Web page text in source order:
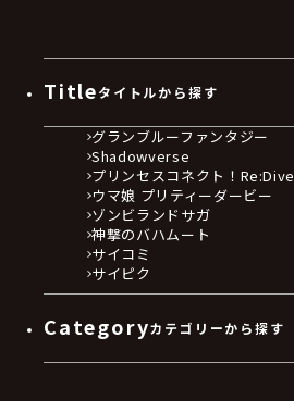
Titleタイトルから探す
グランブルーファンタジー
Shadowverse
プリンセスコネクト！Re:Dive
ウマ娘 プリティーダービー
ゾンビランドサガ
神撃のバハムート
サイコミ
サイピク
Categoryカテゴリーから探す